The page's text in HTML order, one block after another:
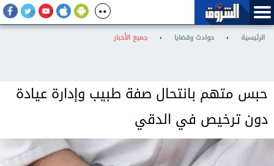
الرئيسية › حوادث وقضايا › جميع الأخبار
حبس متهم بانتحال صفة طبيب وإدارة عيادة
دون ترخيص في الدقي